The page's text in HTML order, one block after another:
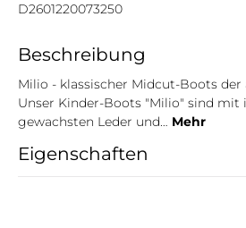
D2601220073250
Beschreibung
Milio - klassischer Midcut-Boots
Unser Kinder-Boots "Milio" sind mit
gewachsten Leder und… Mehr
Eigenschaften